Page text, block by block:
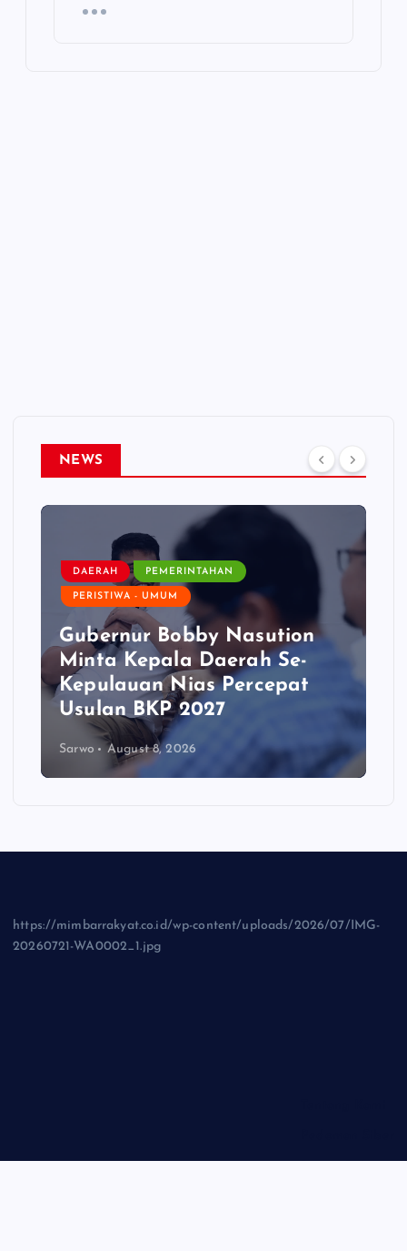
NEWS
DAERAH PEMERINTAHAN
PERISTIWA - UMUM
Gubernur Bobby Nasution
Minta Kepala Daerah Se-
Kepulauan Nias Percepat
Usulan BKP 2027
Sarwo August 8, 2026
https://mimbarrakyat.co.id/wp-content/uploads/2026/07/IMG-
20260721-WA0002_1.jpg